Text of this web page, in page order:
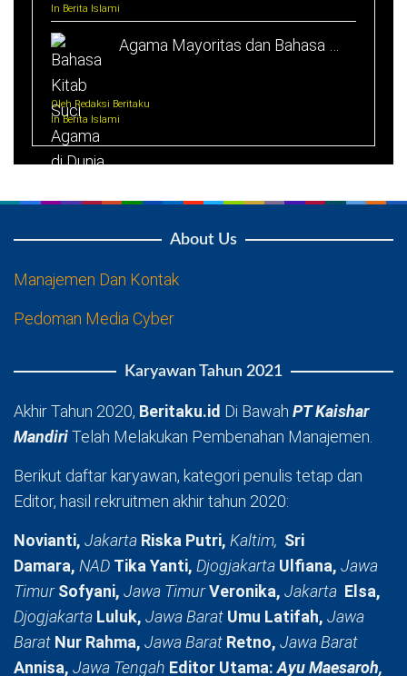
In Berita Islami
Agama Mayoritas dan Bahasa …
Oleh Redaksi Beritaku
In Berita Islami
About Us
Manajemen Dan Kontak
Pedoman Media Cyber
Karyawan Tahun 2021
Akhir Tahun 2020, Beritaku.id Di Bawah PT Kaishar
MandiriTelah Melakukan Pembenahan Manajemen.
Berikut daftar karyawan, kategori penulis tetap dan
Editor, hasil rekruitmen akhir tahun 2020:
Novianti, Jakarta Riska Putri, Kaltim, Sri
Damara, NAD Tika Yanti, Djogjakarta Ulfiana, Jawa
TimurSofyani, Jawa TimurVeronika, Jakarta Elsa,
Djogjakarta Luluk, Jawa Barat Umu Latifah, Jawa
Barat Nur Rahma, Jawa Barat Retno, Jawa Barat
Annisa, Jawa Tengah Editor Utama:Ayu Maesaroh,